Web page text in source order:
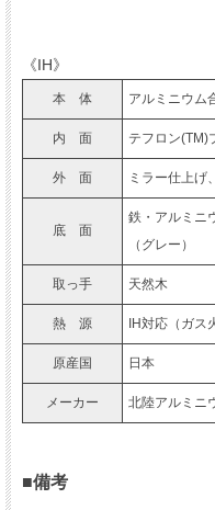
《IH》
本 体 アルミニウム
内 面 テフロン(TM)
外 面 ミラー仕上げ
底 面
鉄・アルミニ
（グレー）
取っ手 天然木
熱 源 IH対応（ガス
原産国 日本
メーカー 北陸アルミニ
■備考